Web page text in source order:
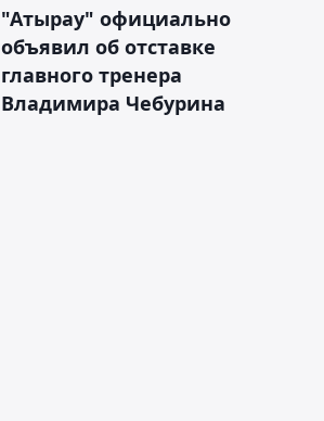
"Атырау" официально
объявил об отставке
главного тренера
Владимира Чебурина